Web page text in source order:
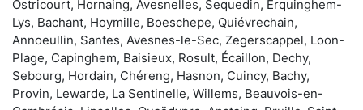
Ostricourt, Hornaing, Avesnelles, Sequedin, Erquinghem-
Lys, Bachant, Hoymille, Boeschepe, Quiévrechain,
Annoeullin, Santes, Avesnes-le-Sec, Zegerscappel, Loon-
Plage, Capinghem, Baisieux, Rosult, Écaillon, Dechy,
Sebourg, Hordain, Chéreng, Hasnon, Cuincy, Bachy,
Provin, Lewarde, La Sentinelle, Willems, Beauvois-en-